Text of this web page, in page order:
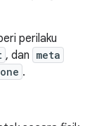
perilaku
, dan meta
.